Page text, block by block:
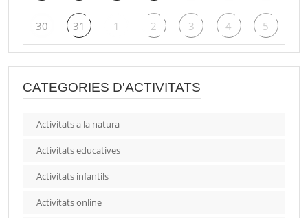
30 31 1 2 3 4 5
CATEGORIES D'ACTIVITATS
Activitats a la natura
Activitats educatives
Activitats infantils
Activitats online